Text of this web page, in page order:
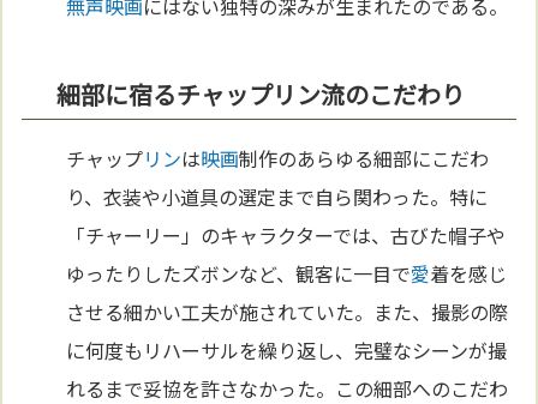
細部に宿るチャップリン流のこだわり
チャップリンは映画制作のあらゆる細部にこだわ
り、衣装や小道具の選定まで自ら関わった。特に
「チャーリー」のキャラクターでは、古びた帽子や
ゆったりしたズボンなど、観客に一目で愛着を感じ
させる細かい工夫が施されていた。また、撮影の際
に何度もリハーサルを繰り返し、完璧なシーンが撮
れるまで妥協を許さなかった。この細部へのこだわ